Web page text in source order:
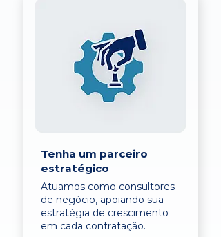
Tenha um parceiro
estratégico
Atuamos como consultores
de negócio, apoiando sua
estratégia de crescimento
em cada contratação.